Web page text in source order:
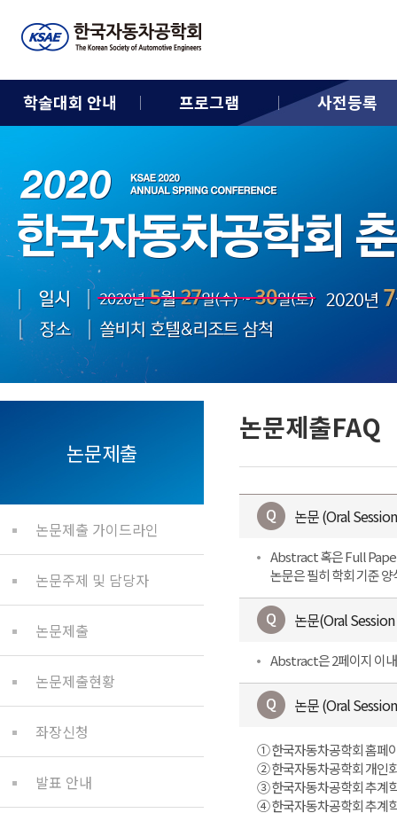
학술대회 안내 프로그램 사전등록
논문제출FAQ
논문제출
논문제출 가이드라인
논문주제 및 담당자
논문제출
논문제출현황
좌장신청
발표 안내
논문 (Oral
Abstract 혹은 Full
논문은 필히 학회 기준
논문(Oral
Abstract은 2페이지 이
논문 (Oral
① 한국자동차공학회 홈페
② 한국자동차공학회 개인
③ 한국자동차공학회 추계
④ 한국자동차공학회 추계